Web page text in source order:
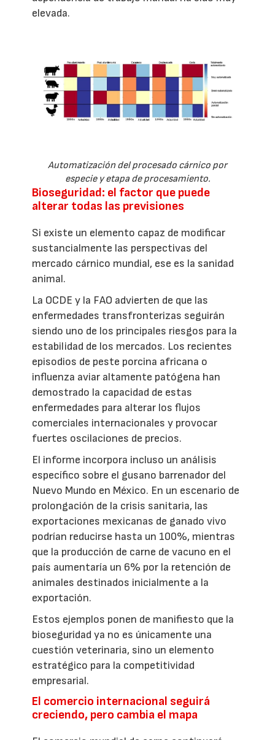
elevada.
Automatización del procesado cárnico por
especie y etapa de procesamiento.
Bioseguridad: el factor que puede
alterar todas las previsiones
Si existe un elemento capaz de modificar
sustancialmente las perspectivas del
mercado cárnico mundial, ese es la sanidad
animal.
La OCDE y la FAO advierten de que las
enfermedades transfronterizas seguirán
siendo uno de los principales riesgos para la
estabilidad de los mercados. Los recientes
episodios de peste porcina africana o
influenza aviar altamente patógena han
demostrado la capacidad de estas
enfermedades para alterar los flujos
comerciales internacionales y provocar
fuertes oscilaciones de precios.
El informe incorpora incluso un análisis
específico sobre el gusano barrenador del
Nuevo Mundo en México. En un escenario de
prolongación de la crisis sanitaria, las
exportaciones mexicanas de ganado vivo
podrían reducirse hasta un 100%, mientras
que la producción de carne de vacuno en el
país aumentaría un 6% por la retención de
animales destinados inicialmente a la
exportación.
Estos ejemplos ponen de manifiesto que la
bioseguridad ya no es únicamente una
cuestión veterinaria, sino un elemento
estratégico para la competitividad
empresarial.
El comercio internacional seguirá
creciendo, pero cambia el mapa